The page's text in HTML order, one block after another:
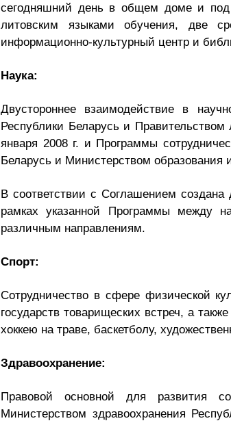
сегодняшний день в общем доме и
литовским языками обучения, две
информационно-культурный центр и
Наука:
Двустороннее взаимодействие в
Республики Беларусь и Правительством
января 2008 г. и Программы
Беларусь и Министерством образования
В соответствии с Соглашением создана
рамках указанной Программы между
различным направлениям.
Спорт:
Сотрудничество в сфере физической
государств товарищеских встреч, а
хоккею на траве, баскетболу,
Здравоохранение:
Правовой основной для развития
Министерством здравоохранения